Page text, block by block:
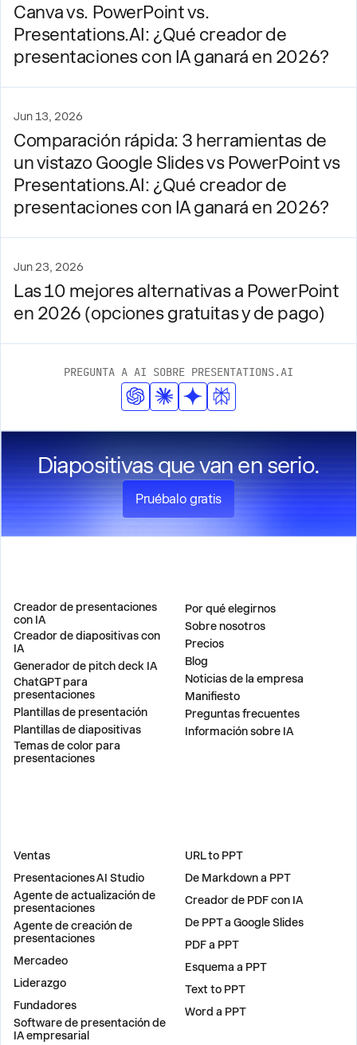
Canva vs. PowerPoint vs.
Presentations.AI: ¿Qué creador de
presentaciones con IA ganará en 2026?
Jun 13, 2026
Comparación rápida: 3 herramientas de
un vistazo Google Slides vs PowerPoint vs
Presentations.AI: ¿Qué creador de
presentaciones con IA ganará en 2026?
Jun 23, 2026
Las 10 mejores alternativas a PowerPoint
en 2026 (opciones gratuitas y de pago)
PREGUNTA A AI SOBRE PRESENTATIONS.AI
Diapositivas que van en serio.
Pruébalo gratis
Creador de presentaciones
con IA
Creador de diapositivas con
IA
Generador de pitch deck IA
ChatGPT para
presentaciones
Plantillas de presentación
Plantillas de diapositivas
Temas de color para
presentaciones
Por qué elegirnos
Sobre nosotros
Precios
Blog
Noticias de la empresa
Manifiesto
Preguntas frecuentes
Información sobre IA
Ventas
Presentaciones AI Studio
Agente de actualización de
presentaciones
Agente de creación de
presentaciones
Mercadeo
Liderazgo
Fundadores
Software de presentación de
IA empresarial
URL to PPT
De Markdown a PPT
Creador de PDF con IA
De PPT a Google Slides
PDF a PPT
Esquema a PPT
Text to PPT
Word a PPT